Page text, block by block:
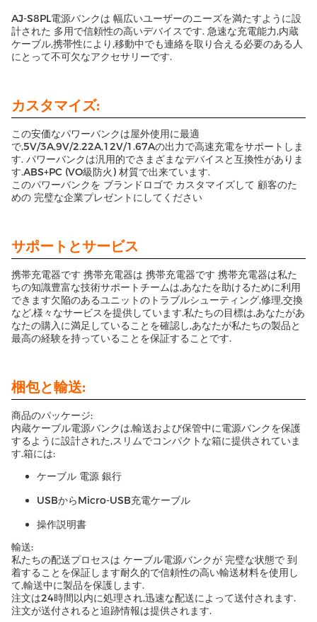
AJ-S8PL電源バンクは 幅広いユーザーのニーズを満たすように設
計された 多用で信頼性の高いデバイスです. 急速な充電能力,内蔵
ケーブル,携帯性により,移動中でも連絡を取り合える必要のある人
にとって不可欠なアクセサリーです.
カスタマイズ:
この安価なパワーバンクは屋外使用に最適
で,5V/3A,9V/2.22A,12V/1.67Aの出力で高速充電をサポートしま
す. パワーバンクは汎用的でさまざまなデバイスと互換性がありま
す.ABS+PC (VO級防火) 材質で出来ています.
このパワーバンクを ブランドロゴで カスタマイズして 顧客のた
めの 完璧な企業プレゼントにしてください
サポートとサービス
携帯充電器です 携帯充電器は 携帯充電器です 携帯充電器は私た
ちの知識豊富な技術サポートチームは,あなたを助けるために利用
できます欠陥のあるユニットのトラブルシューティング,修理,交換
など,様々なサービスを提供しています.私たちの目標は,あなたがあ
なたの購入に満足していることを確認し,あなたが私たちの製品と
最高の経験を持っていることを保証することです.
梱包と輸送:
商品のパッケージ:
内蔵ケーブル電源バンクは,輸送および保管中に電源バンクを保護
するように設計された,スリムでコンパクトな箱に提供されていま
す.箱には:
ケーブル 電源 銀行
USBからMicro-USB充電ケーブル
操作説明書
輸送:
私たちの配送プロセスは ケーブル電源バンクが 完璧な状態で 到
着することを保証します耐久的で信頼性の高い輸送材料を使用し
て,輸送中に製品を保護します.
注文は24時間以内に処理され,迅速な配送によって送付されます.
注文が送付されると追跡情報は提供されます.